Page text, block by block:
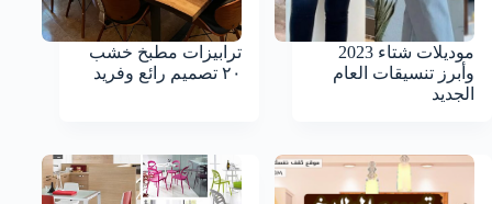
موديلات شتاء 2023
وأبرز تنسيقات العام
الجديد
ترابيزات مطبخ خشب
٢٠ تصميم رائع وفريد